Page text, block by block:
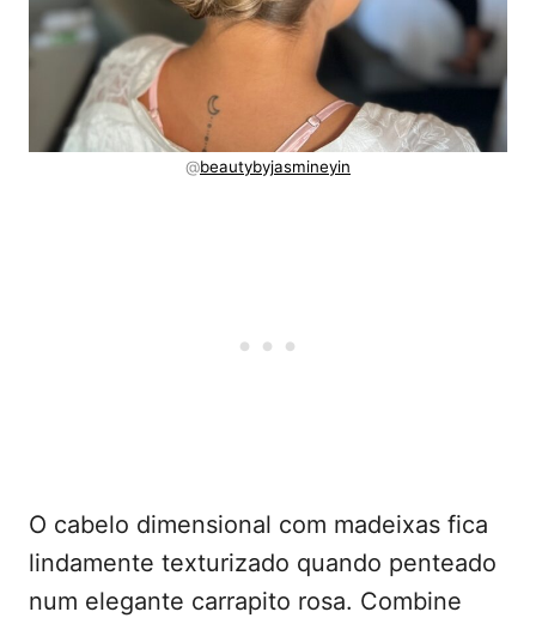
@beautybyjasmineyin
O cabelo dimensional com madeixas fica
lindamente texturizado quando penteado
num elegante carrapito rosa. Combine